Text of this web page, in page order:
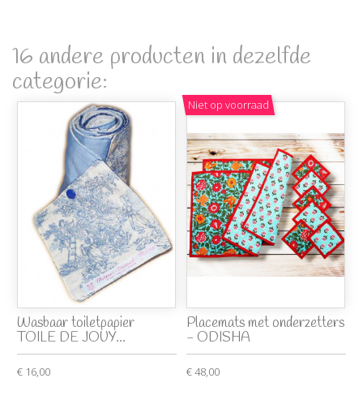
16 andere producten in dezelfde
categorie:
Wasbaar toiletpapier
TOILE DE JOUY...
€ 16,00
Niet op voorraad
Placemats met onderzetters
- ODISHA
€ 48,00